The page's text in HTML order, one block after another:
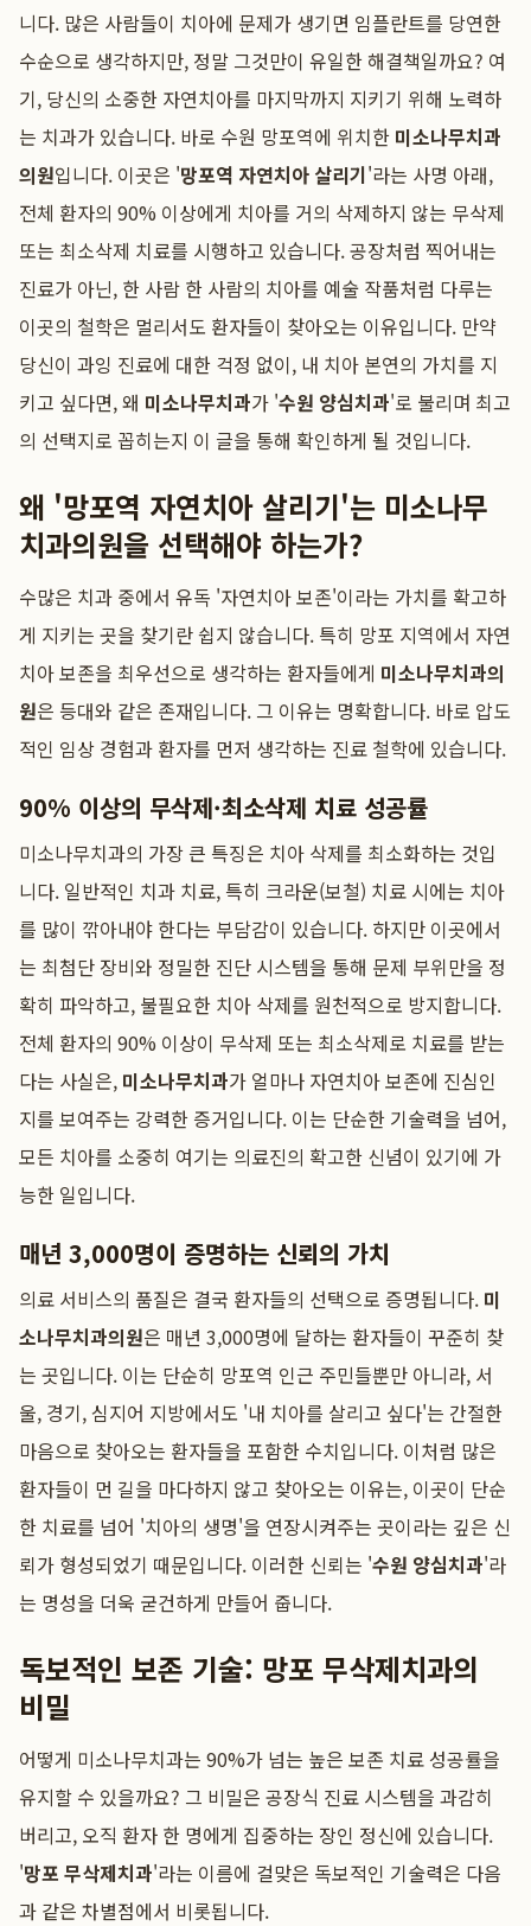
니다. 많은 사람들이 치아에 문제가 생기면 임플란트를 당연한
수순으로 생각하지만, 정말 그것만이 유일한 해결책일까요? 여
기, 당신의 소중한 자연치아를 마지막까지 지키기 위해 노력하
는 치과가 있습니다. 바로 수원 망포역에 위치한 미소나무치과
의원입니다. 이곳은 '망포역 자연치아 살리기'라는 사명 아래,
전체 환자의 90% 이상에게 치아를 거의 삭제하지 않는 무삭제
또는 최소삭제 치료를 시행하고 있습니다. 공장처럼 찍어내는
진료가 아닌, 한 사람 한 사람의 치아를 예술 작품처럼 다루는
이곳의 철학은 멀리서도 환자들이 찾아오는 이유입니다. 만약
당신이 과잉 진료에 대한 걱정 없이, 내 치아 본연의 가치를 지
키고 싶다면, 왜 미소나무치과가 '수원 양심치과'로 불리며 최고
의 선택지로 꼽히는지 이 글을 통해 확인하게 될 것입니다.
왜 '망포역 자연치아 살리기'는 미소나무
치과의원을 선택해야 하는가?
수많은 치과 중에서 유독 '자연치아 보존'이라는 가치를 확고하
게 지키는 곳을 찾기란 쉽지 않습니다. 특히 망포 지역에서 자연
치아 보존을 최우선으로 생각하는 환자들에게 미소나무치과의
원은 등대와 같은 존재입니다. 그 이유는 명확합니다. 바로 압도
적인 임상 경험과 환자를 먼저 생각하는 진료 철학에 있습니다.
90% 이상의 무삭제·최소삭제 치료 성공률
미소나무치과의 가장 큰 특징은 치아 삭제를 최소화하는 것입
니다. 일반적인 치과 치료, 특히 크라운(보철) 치료 시에는 치아
를 많이 깎아내야 한다는 부담감이 있습니다. 하지만 이곳에서
는 최첨단 장비와 정밀한 진단 시스템을 통해 문제 부위만을 정
확히 파악하고, 불필요한 치아 삭제를 원천적으로 방지합니다.
전체 환자의 90% 이상이 무삭제 또는 최소삭제로 치료를 받는
다는 사실은, 미소나무치과가 얼마나 자연치아 보존에 진심인
지를 보여주는 강력한 증거입니다. 이는 단순한 기술력을 넘어,
모든 치아를 소중히 여기는 의료진의 확고한 신념이 있기에 가
능한 일입니다.
매년 3,000명이 증명하는 신뢰의 가치
의료 서비스의 품질은 결국 환자들의 선택으로 증명됩니다. 미
소나무치과의원은 매년 3,000명에 달하는 환자들이 꾸준히 찾
는 곳입니다. 이는 단순히 망포역 인근 주민들뿐만 아니라, 서
울, 경기, 심지어 지방에서도 '내 치아를 살리고 싶다'는 간절한
마음으로 찾아오는 환자들을 포함한 수치입니다. 이처럼 많은
환자들이 먼 길을 마다하지 않고 찾아오는 이유는, 이곳이 단순
한 치료를 넘어 '치아의 생명'을 연장시켜주는 곳이라는 깊은 신
뢰가 형성되었기 때문입니다. 이러한 신뢰는 '수원 양심치과'라
는 명성을 더욱 굳건하게 만들어 줍니다.
독보적인 보존 기술: 망포 무삭제치과의
비밀
어떻게 미소나무치과는 90%가 넘는 높은 보존 치료 성공률을
유지할 수 있을까요? 그 비밀은 공장식 진료 시스템을 과감히
버리고, 오직 환자 한 명에게 집중하는 장인 정신에 있습니다.
'망포 무삭제치과'라는 이름에 걸맞은 독보적인 기술력은 다음
과 같은 차별점에서 비롯됩니다.